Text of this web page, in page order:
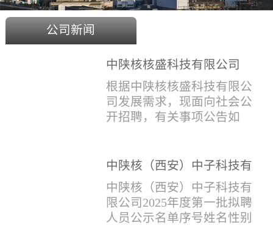
公司新闻
中陕核核盛科技有限公司
2025年度招聘公告
根据中陕核核盛科技有限公
司发展需求，现面向社会公
开招聘，有关事项公告如
会招聘：面向社会招聘，同
等条件下集团内部员工优
先。（2）应届生招聘：国家
计划内统一招收的全日制院
校应届毕业生，重点院校应
中陕核（西安）中子科技有
限公司2025年度第一批拟聘
人员公示名单
中陕核（西安）中子科技有
限公司2025年度第一批拟聘
人员公示名单序号姓名性别